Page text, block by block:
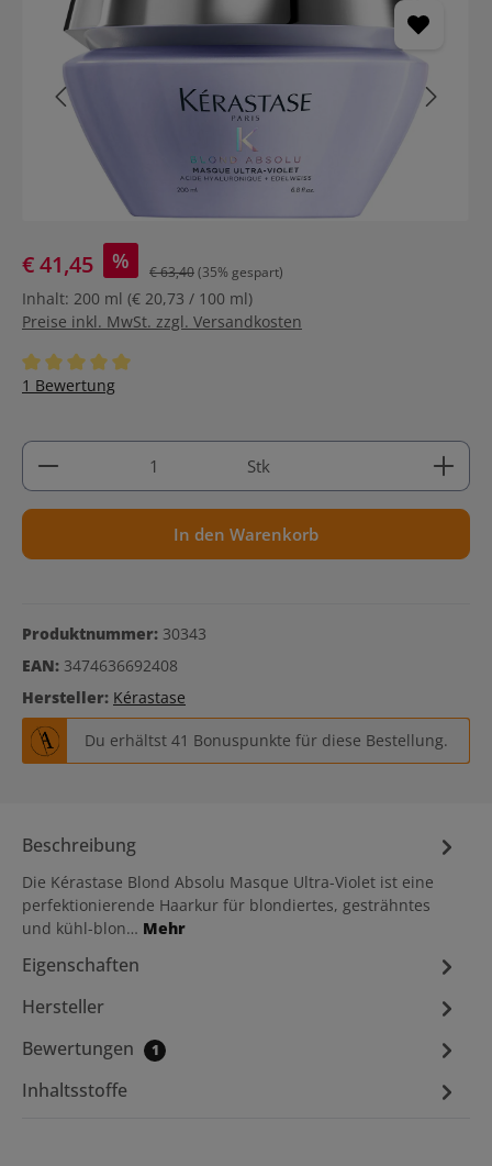
€ 41,45 % € 63,40(35% gespart)
Inhalt: 200 ml (€ 20,73 / 100 ml)
Preise inkl. MwSt. zzgl. Versandkosten
Durchschnittliche Bewertung von 5 von 5 Sternen
1 Bewertung
Produkt Anzahl: Gib den gewünschten Wert ein
Stk
In den Warenkorb
Produktnummer: 30343
EAN: 3474636692408
Hersteller: Kérastase
Du erhältst 41 Bonuspunkte für diese Bestellung.
Beschreibung
Die Kérastase Blond Absolu Masque Ultra-Violet ist eine
perfektionierende Haarkur für blondiertes, gesträhntes
und kühl-blon… Mehr
Eigenschaften
Hersteller
Bewertungen
1
Inhaltsstoffe